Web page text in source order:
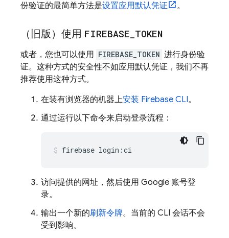
份验证的最简单方法是设置应用默认凭证 。
（旧版）使用 FIREBASE TOKEN
或者，您也可以使用 FIREBASE_TOKEN 进行身份验
证。这种方式的安全性不如应用默认凭证，我们不再
推荐使用这种方式。
在装有浏览器的机器上安装 Firebase CLI。
通过运行以下命令来启动登录流程：
firebase login:ci
访问提供的网址，然后使用 Google 账号登
录。
输出一个新的刷新令牌。当前的 CLI 会话不会
受到影响。